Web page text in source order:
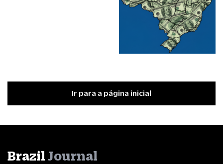
Ir para a página inicial
Brazil Journal